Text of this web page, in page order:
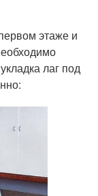
этаже и
лаг под